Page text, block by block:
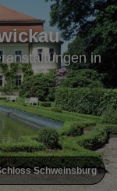
in
in
Schweinsburg